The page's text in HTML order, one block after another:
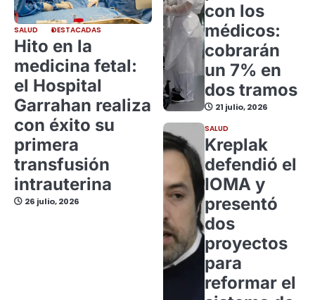
SALUD DESTACADAS
Hito en la
medicina fetal:
el Hospital
Garrahan realiza
con éxito su
primera
transfusión
intrauterina
26 julio, 2026
con los
médicos:
cobrarán
un 7% en
dos tramos
21 julio, 2026
SALUD
Kreplak
defendió el
IOMA y
presentó
dos
proyectos
para
reformar el